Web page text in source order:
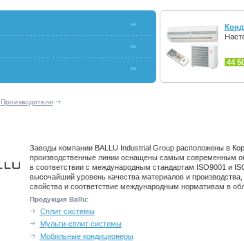
44
Производители
Заводы компании BALLU Industrial Group расположены в
производственные линии оснащены самым современным
в соответствии с международным стандартам ISO9001 и
высочайший уровень качества материалов и
свойства и соответствие международным нормативам в
Продукция Ballu:
Сплит системы
Мульти-сплит системы
Мобильные кондиционеры